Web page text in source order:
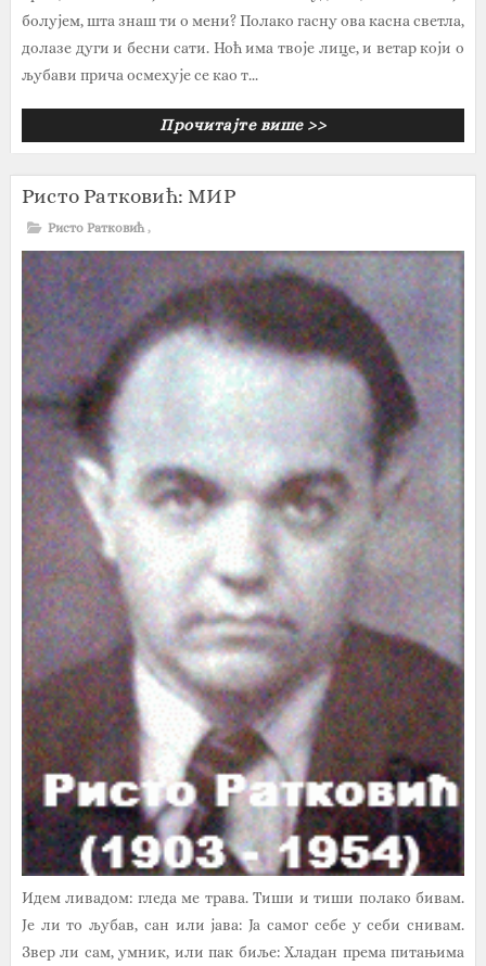
болујем, шта знаш ти о мени? Полако гасну ова касна светла,
долазе дуги и бесни сати. Ноћ има твоје лице, и ветар који о
љубави прича осмехује се као т...
Прочитајте више >>
Ристо Ратковић: МИР
Ристо Ратковић ,
Идем ливадом: гледа ме трава. Тиши и тиши полако бивам.
Је ли то љубав, сан или јава: Ја самог себе у себи снивам.
Звер ли сам, умник, или пак биље: Хладан према питањима